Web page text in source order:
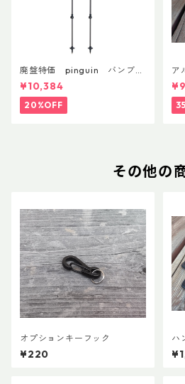
廃盤特価 pinguin バンブー
FLフォーム(ペア)
¥10,384
20%OFF
ア
ト
その他の
オプションキーフック
¥220
ハ
本)